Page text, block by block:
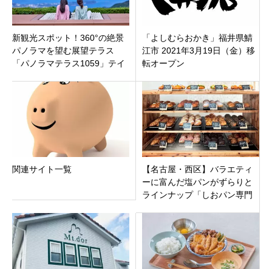
新観光スポット！360°の絶景
パノラマを望む展望テラス
「パノラマテラス1059」テイ
「TENGOKU CAFE」オープ
「よしむらおかき」福井県鯖
江市 2021年3月19日（金）移
転オープン
関連サイト一覧
【名古屋・西区】バラエティ
ーに富んだ塩パンがずらりと
ラインナップ「しおパン専門
にオープン！